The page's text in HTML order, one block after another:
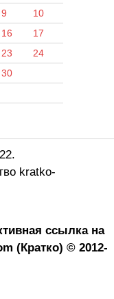
9
10
16
17
23
24
30
kratko-
ссылка на
(Кратко) © 2012-